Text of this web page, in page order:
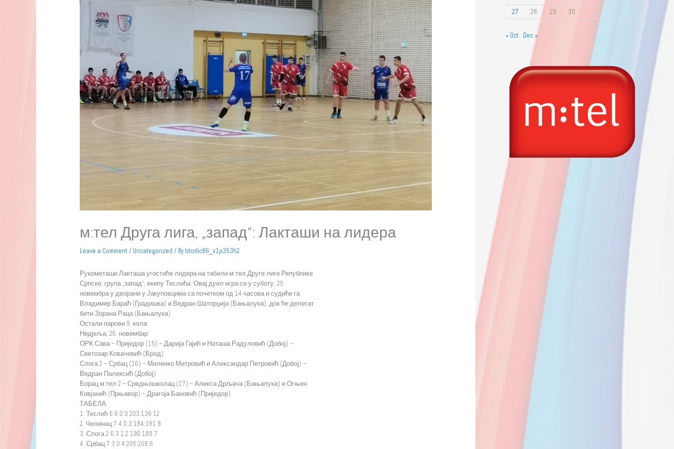
м:тел Друга лига, „запад“: Лакташи на лидера
Leave a Comment/ Uncategorized / By btodic86_x1p353h2
Рукометаши Лакташа угостиће лидера на табели м:тел Друге лиге Републике
Српске, група „запад“, екипу Теслића. Овај дуел игра се у суботу, 25.
новембра у дворани у Јакуповцима са почетком од 14 часова и судиће га
Владимир Бараћ (Градишка) и Ведран Шаторџија (Бањалука), док ће делегат
бити Зорана Раца (Бањалука)
Остали парови 9. кола:
Недјеља, 26. новембар
ОРК Сава – Приједор (15) – Дарија Гајић и Наташа Радуловић (Добој) –
Светозар Ковачевић (Брод)
Слога 2 – Србац (16) – Миленко Митровић и Александар Петровић (Добој) –
Ведран Палексић (Добој)
Борац м:тел 2 – Средњошколац (17) – Алекса Дрљача (Бањалука) и Огњен
Ковјанић (Прњавор) – Драгоја Бановић (Приједор)
ТАБЕЛА
1. Теслић 6 6 0 0 203:136 12
2. Челинац 7 4 0 3 184:191 8
3. Слога 2 6 3 1 2 196:189 7
4. Србац 7 3 0 4 205:208 6
27
28 29 30
« Oct Dec »